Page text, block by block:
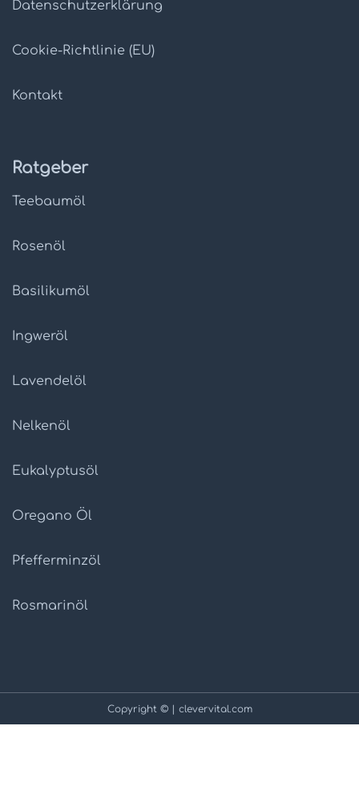
Datenschutz­erklärung
Cookie-Richtlinie (EU)
Kontakt
Ratgeber
Teebaumöl
Rosenöl
Basilikumöl
Ingweröl
Lavendelöl
Nelkenöl
Eukalyptusöl
Oregano Öl
Pfefferminzöl
Rosmarinöl
Copyright © | clevervital.com